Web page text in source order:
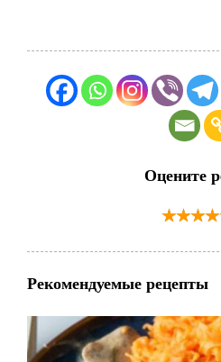
Оцените
Рекомендуемые рецепты